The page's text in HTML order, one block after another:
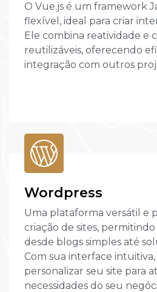
O Vue.js é um framework
flexível, ideal para criar
Ele combina reatividade e
reutilizáveis, oferecendo
integração com outros
Wordpress
Uma plataforma versátil e
criação de sites,
desde blogs simples até
Com sua interface intuitiva,
personalizar seu site para
necessidades do seu